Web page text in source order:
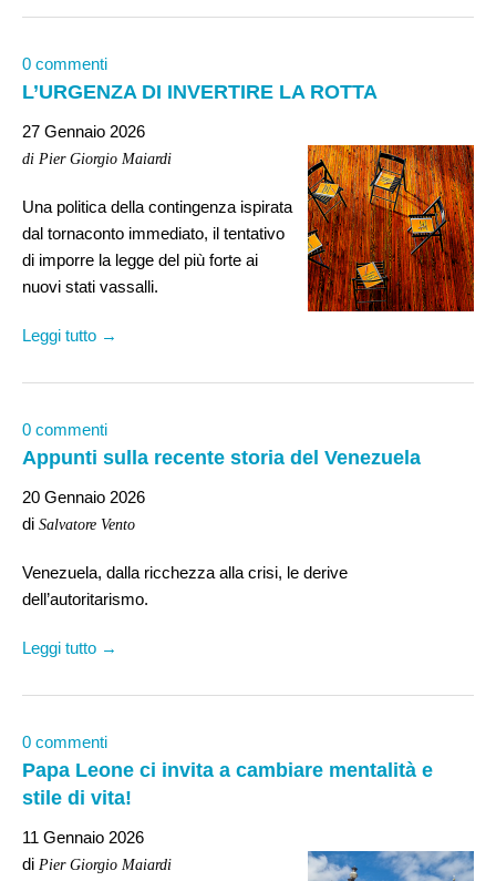
0 commenti
L’URGENZA DI INVERTIRE LA ROTTA
27 Gennaio 2026
di Pier Giorgio Maiardi
Una politica della contingenza ispirata
dal tornaconto immediato, il tentativo
di imporre la legge del più forte ai
nuovi stati vassalli.
Leggi tutto →
0 commenti
Appunti sulla recente storia del Venezuela
20 Gennaio 2026
di Salvatore Vento
Venezuela, dalla ricchezza alla crisi, le derive
dell’autoritarismo.
Leggi tutto →
0 commenti
Papa Leone ci invita a cambiare mentalità e
stile di vita!
11 Gennaio 2026
di Pier Giorgio Maiardi